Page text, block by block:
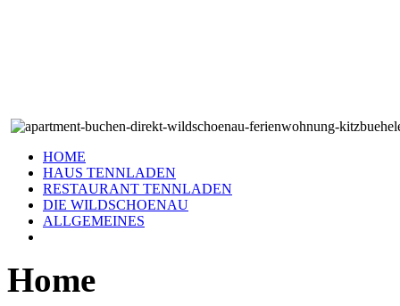
HOME
HAUS TENNLADEN
RESTAURANT TENNLADEN
DIE WILDSCHOENAU
ALLGEMEINES
Home